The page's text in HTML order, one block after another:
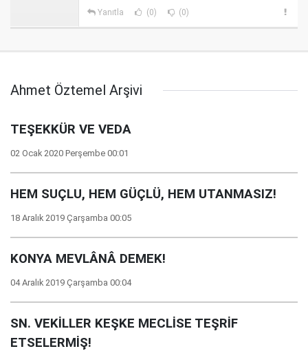
Yanıtla (0) (0)
Ahmet Öztemel Arşivi
TEŞEKKÜR VE VEDA
02 Ocak 2020 Perşembe 00:01
HEM SUÇLU, HEM GÜÇLÜ, HEM UTANMASIZ!
18 Aralık 2019 Çarşamba 00:05
KONYA MEVLÂNÂ DEMEK!
04 Aralık 2019 Çarşamba 00:04
SN. VEKİLLER KEŞKE MECLİSE TEŞRİF
ETSELERMİŞ!